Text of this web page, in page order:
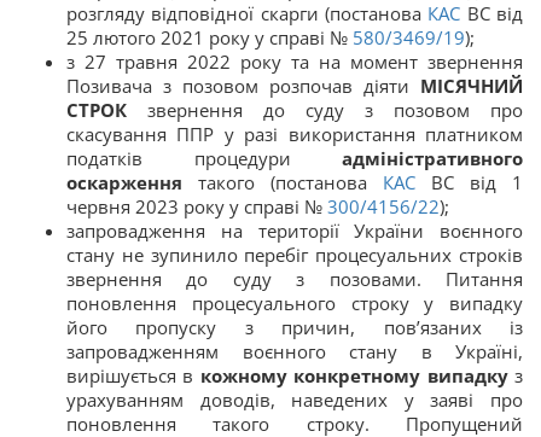
розгляду відповідної скарги (постанова КАС ВС від
25 лютого 2021 року у справі № 580/3469/19);
з 27 травня 2022 року та на момент звернення
Позивача з позовом розпочав діяти МІСЯЧНИЙ
СТРОК звернення до суду з позовом про
скасування ППР у разі використання платником
податків процедури адміністративного
оскарження такого (постанова КАС ВС від 1
червня 2023 року у справі № 300/4156/22);
запровадження на території України воєнного
стану не зупинило перебіг процесуальних строків
звернення до суду з позовами. Питання
поновлення процесуального строку у випадку
його пропуску з причин, пов’язаних із
запровадженням воєнного стану в Україні,
вирішується в кожному конкретному випадкуз
урахуванням доводів, наведених у заяві про
поновлення такого строку. Пропущений